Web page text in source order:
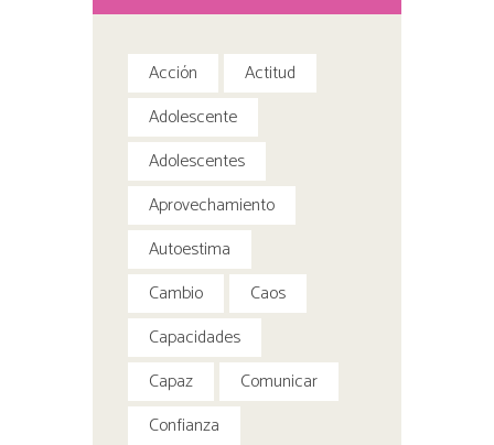
Acción
Actitud
Adolescente
Adolescentes
Aprovechamiento
Autoestima
Cambio
Caos
Capacidades
Capaz
Comunicar
Confianza